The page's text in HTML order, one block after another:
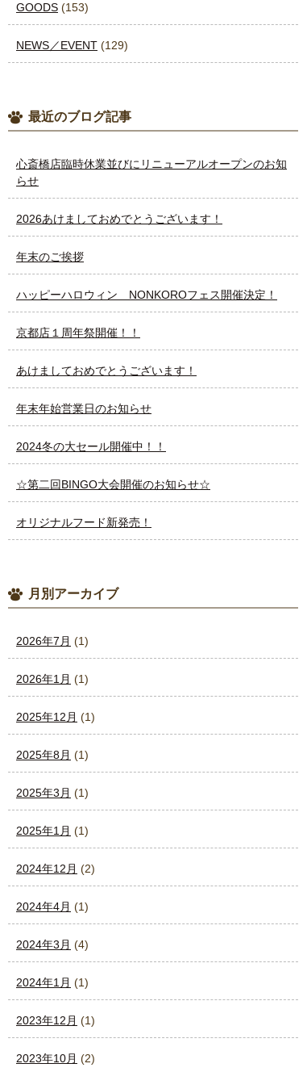
GOODS (153)
NEWS／EVENT (129)
最近のブログ記事
心斎橋店臨時休業並びにリニューアルオープンのお知
らせ
2026あけましておめでとうございます！
年末のご挨拶
ハッピーハロウィン NONKOROフェス開催決定！
京都店１周年祭開催！！
あけましておめでとうございます！
年末年始営業日のお知らせ
2024冬の大セール開催中！！
☆第二回BINGO大会開催のお知らせ☆
オリジナルフード新発売！
月別アーカイブ
2026年7月 (1)
2026年1月 (1)
2025年12月 (1)
2025年8月 (1)
2025年3月 (1)
2025年1月 (1)
2024年12月 (2)
2024年4月 (1)
2024年3月 (4)
2024年1月 (1)
2023年12月 (1)
2023年10月 (2)